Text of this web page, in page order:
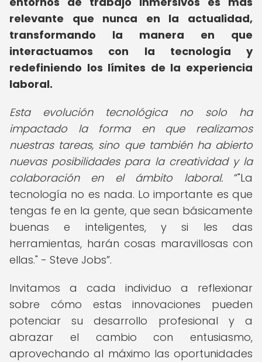
relevante que nunca en la actualidad,
transformando la manera en que
interactuamos con la tecnología y
redefiniendo los límites de la experiencia
laboral.
Esta evolución tecnológica no solo ha
impactado la forma en que realizamos
nuestras tareas, sino que también ha abierto
nuevas posibilidades para la creatividad y la
colaboración en el ámbito laboral.
"La
tecnología no es nada. Lo importante es que
tengas fe en la gente, que sean básicamente
buenas e inteligentes, y si les das
herramientas, harán cosas maravillosas con
ellas." - Steve Jobs .
Invitamos a cada individuo a reflexionar
sobre cómo estas innovaciones pueden
potenciar su desarrollo profesional y a
abrazar el cambio con entusiasmo,
aprovechando al máximo las oportunidades